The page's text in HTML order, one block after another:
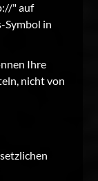
" auf
Symbol in
Ihre
nicht von